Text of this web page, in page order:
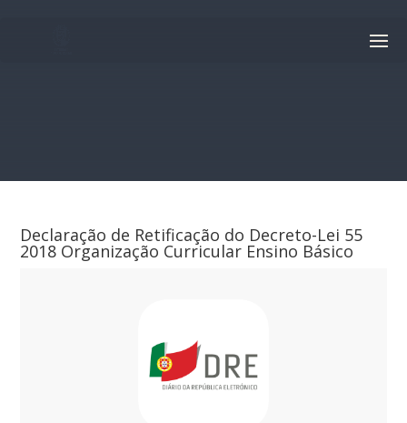
Declaração de Retificação do Decreto-Lei 55
2018 Organização Curricular Ensino Básico